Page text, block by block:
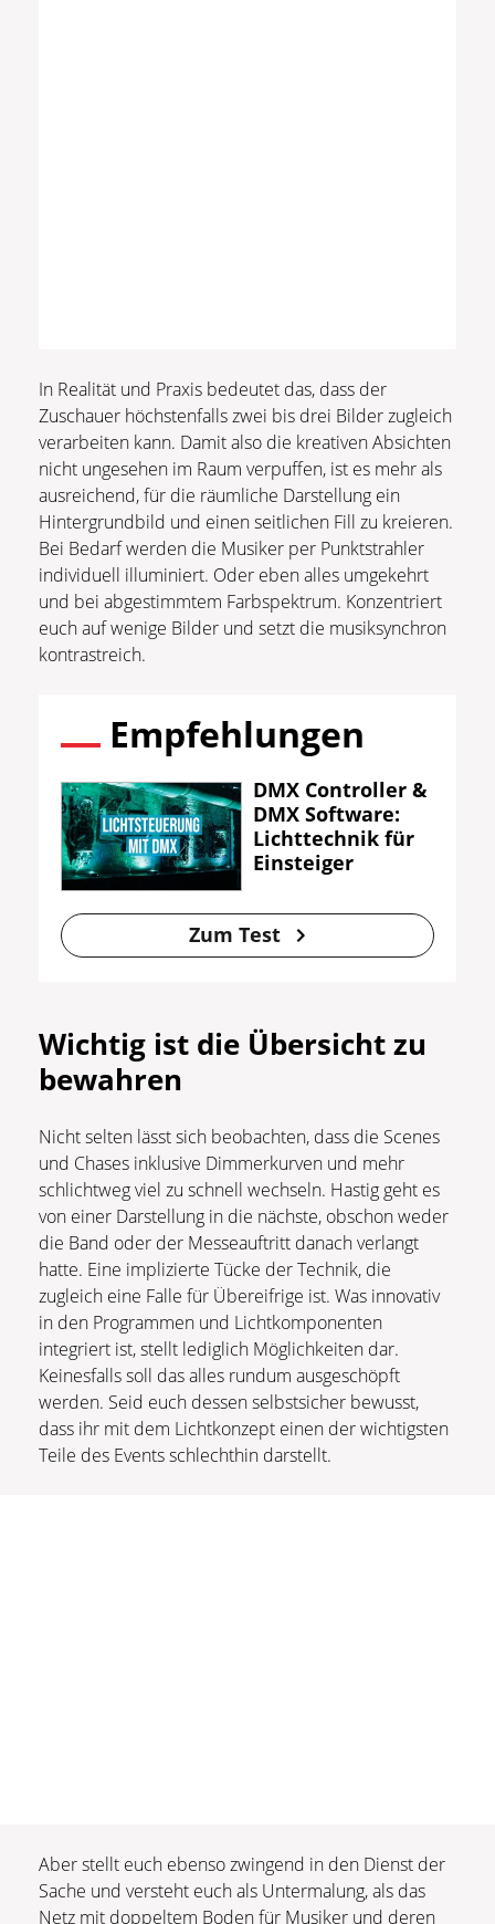
In Realität und Praxis bedeutet das, dass der
Zuschauer höchstenfalls zwei bis drei Bilder zugleich
verarbeiten kann. Damit also die kreativen Absichten
nicht ungesehen im Raum verpuffen, ist es mehr als
ausreichend, für die räumliche Darstellung ein
Hintergrundbild und einen seitlichen Fill zu kreieren.
Bei Bedarf werden die Musiker per Punktstrahler
individuell illuminiert. Oder eben alles umgekehrt
und bei abgestimmtem Farbspektrum. Konzentriert
euch auf wenige Bilder und setzt die musiksynchron
kontrastreich.
Empfehlungen
DMX Controller &
DMX Software:
Lichttechnik für
Einsteiger
Zum Test
Wichtig ist die Übersicht zu
bewahren
Nicht selten lässt sich beobachten, dass die Scenes
und Chases inklusive Dimmerkurven und mehr
schlichtweg viel zu schnell wechseln. Hastig geht es
von einer Darstellung in die nächste, obschon weder
die Band oder der Messeauftritt danach verlangt
hatte. Eine implizierte Tücke der Technik, die
zugleich eine Falle für Übereifrige ist. Was innovativ
in den Programmen und Lichtkomponenten
integriert ist, stellt lediglich Möglichkeiten dar.
Keinesfalls soll das alles rundum ausgeschöpft
werden. Seid euch dessen selbstsicher bewusst,
dass ihr mit dem Lichtkonzept einen der wichtigsten
Teile des Events schlechthin darstellt.
Aber stellt euch ebenso zwingend in den Dienst der
Sache und versteht euch als Untermalung, als das
Netz mit doppeltem Boden für Musiker und deren